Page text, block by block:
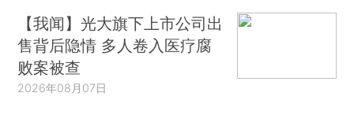
【我闻】光大旗下上市公司出
售背后隐情 多人卷入医疗腐
败案被查
2026年08月07日